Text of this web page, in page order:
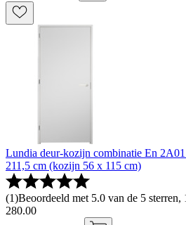
Lundia deur-kozijn combinatie En
211,5 cm (kozijn 56 x 115 cm)
(1)Beoordeeld met 5.0 van de 5
280.00